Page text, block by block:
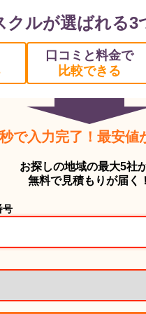
クルが選ばれる3
口コミと料金で
比較できる
で入力完了！最安値
お探しの地域の最大5社
無料で見積もりが届く！
号